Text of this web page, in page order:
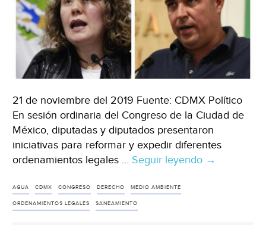
21 de noviembre del 2019 Fuente: CDMX Político
En sesión ordinaria del Congreso de la Ciudad de
México, diputadas y diputados presentaron
iniciativas para reformar y expedir diferentes
ordenamientos legales … Seguir leyendo CDMX:
→
AGUA CDMX CONGRESO DERECHO MEDIO AMBIENTE
ORDENAMIENTOS LEGALES SANEAMIENTO